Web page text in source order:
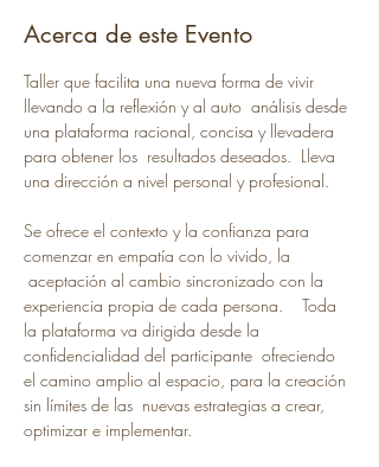
Acerca de este Evento
Taller que facilita una nueva forma de vivir
llevando a la reflexión y al auto  análisis desde
una plataforma racional, concisa y llevadera
para obtener los  resultados deseados.  Lleva
una dirección a nivel personal y profesional.
Se ofrece el contexto y la confianza para
comenzar en empatía con lo vivido, la
aceptación al cambio sincronizado con la
experiencia propia de cada persona.    Toda
la plataforma va dirigida desde la
confidencialidad del participante  ofreciendo
el camino amplio al espacio, para la creación
sin límites de las  nuevas estrategias a crear,
optimizar e implementar.